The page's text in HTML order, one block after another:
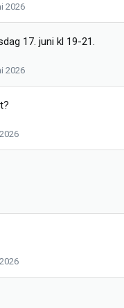
2026
17. juni kl 19-21.
2026